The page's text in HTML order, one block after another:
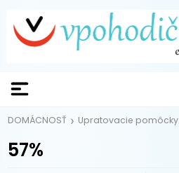
DOMÁCNOSŤ Upratovacie pomôcky
57%